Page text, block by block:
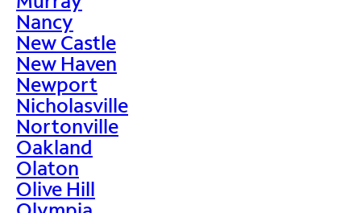
Nancy
New Castle
New Haven
Newport
Nicholasville
Nortonville
Oakland
Olaton
Olive Hill